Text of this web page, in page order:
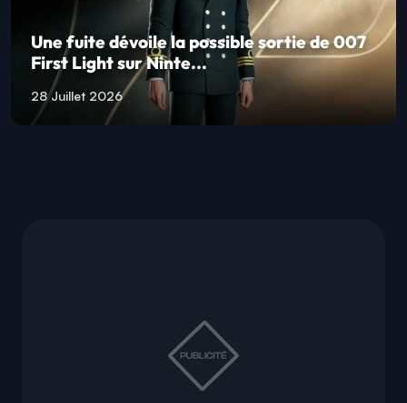
Une fuite dévoile la possible sortie de 007
First Light sur Ninte...
28 Juillet 2026